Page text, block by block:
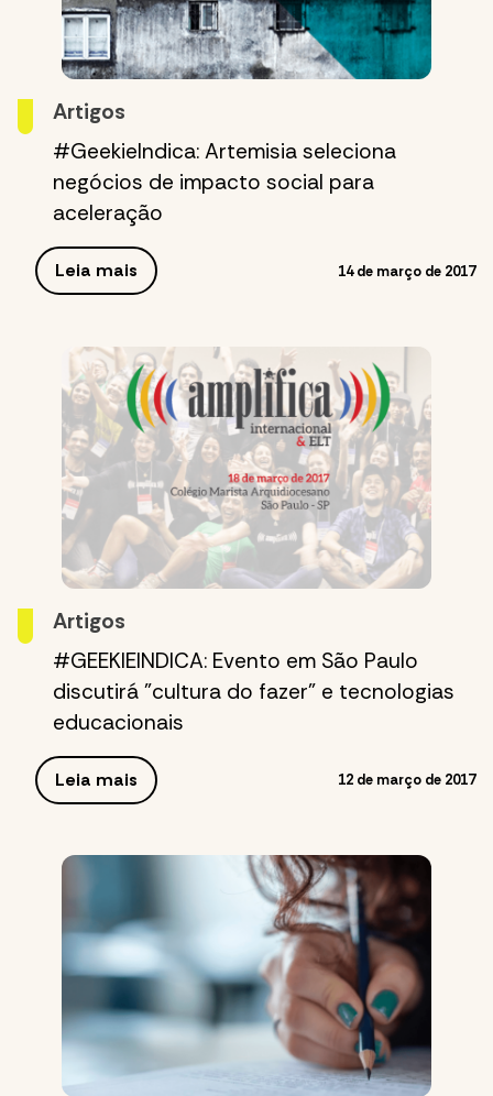
Artigos
#GeekieIndica: Artemisia seleciona
negócios de impacto social para
aceleração
Leia mais 14 de março de 2017
Artigos
#GEEKIEINDICA: Evento em São Paulo
discutirá "cultura do fazer" e tecnologias
educacionais
Leia mais 12 de março de 2017